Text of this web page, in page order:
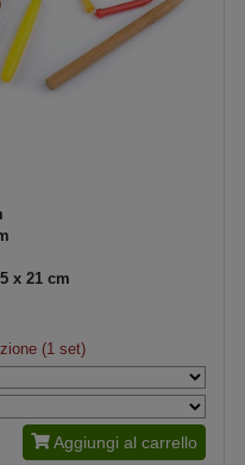
x 21 cm
(1 set)
Aggiungi al carrello